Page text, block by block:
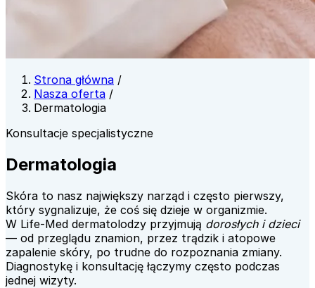
Strona główna /
Nasza oferta /
Dermatologia
Konsultacje specjalistyczne
Dermatologia
Skóra to nasz największy narząd i często pierwszy,
który sygnalizuje, że coś się dzieje w organizmie.
W Life-Med dermatolodzy przyjmują dorosłych i dzieci
— od przeglądu znamion, przez trądzik i atopowe
zapalenie skóry, po trudne do rozpoznania zmiany.
Diagnostykę i konsultację łączymy często podczas
jednej wizyty.